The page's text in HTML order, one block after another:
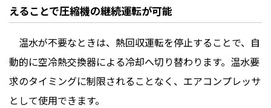
えることで圧縮機の継続運転が可能
温水が不要なときは、熱回収運転を停止することで、自
動的に空冷熱交換器による冷却へ切り替わります。温水要
求のタイミングに制限されることなく、エアコンプレッサ
として使用できます。